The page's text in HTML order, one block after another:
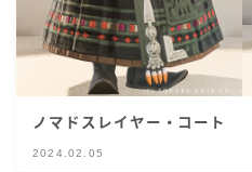
ノマドスレイヤー・コート
2024.02.05